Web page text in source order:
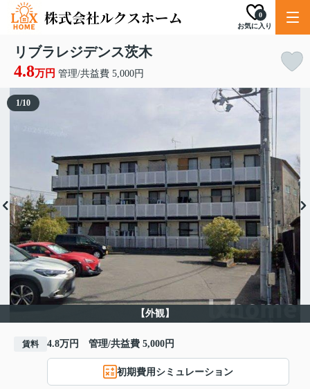
お気に入り
0
リブラレジデンス茨木
4.8万円 管理/共益費 5,000円
【外観】
1/10
賃料 4.8万円 管理/共益費 5,000円
初期費用シミュレーション